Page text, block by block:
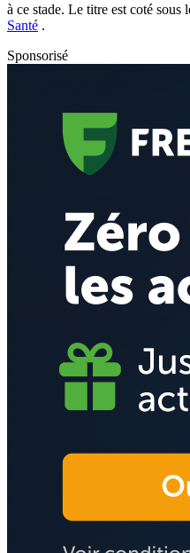
à ce stade. Le titre est coté sous
Santé .
Sponsorisé